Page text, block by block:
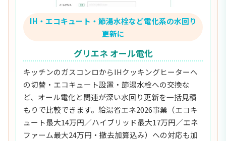
IH・エコキュート・節湯水栓など電化系の水回り
更新に
グリエネ オール電化
キッチンのガスコンロからIHクッキングヒーターへ
の切替・エコキュート設置・節湯水栓への交換な
ど、オール電化と関連が深い水回り更新を一括見積
もりで比較できます。給湯省エネ2026事業（エコキ
ュート最大14万円／ハイブリッド最大17万円／エネ
ファーム最大24万円・撤去加算込み）への対応も加